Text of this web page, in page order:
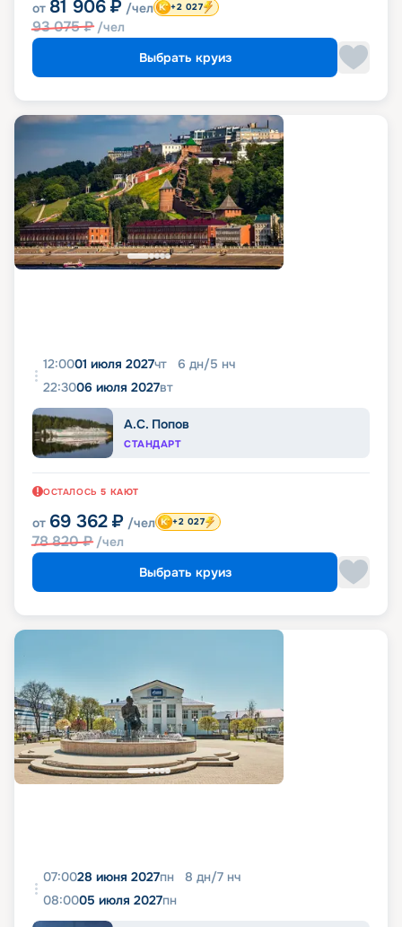
от 81 906 ₽ /чел
93 075₽ /чел
+2 027
Выбрать круиз
12:0001 июля 2027чт 6 дн/5 нч
22:3006 июля 2027вт
А.С. Попов
СТАНДАРТ
ОСТАЛОСЬ 5 КАЮТ
от 69 362 ₽ /чел
78 820₽ /чел
+2 027
Выбрать круиз
07:0028 июня 2027пн 8 дн/7 нч
08:0005 июля 2027пн